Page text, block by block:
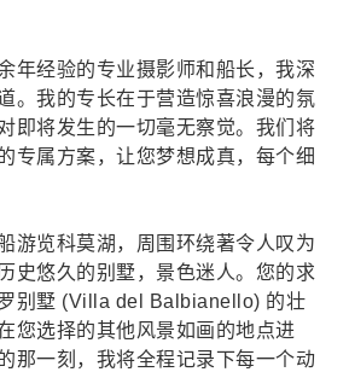
年经验的专业摄影师和船长，我深
。我的专长在于营造惊喜浪漫的氛
即将发生的一切毫无察觉。我们将
专属方案，让您梦想成真，每个细
游览科莫湖，周围环绕著令人叹为
史悠久的别墅，景色迷人。您的求
别墅 (Villa del Balbianello) 的壮
您选择的其他风景如画的地点进
那一刻，我将全程记录下每一个动